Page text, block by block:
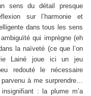
sens du détail presque
sur l’harmonie et
dans tous les sens
qui imprègne (eh
la naïveté (ce que l’on
Lainé joue ici un jeu
redouté le nécessaire
à me surprendre…
: la plume m’a